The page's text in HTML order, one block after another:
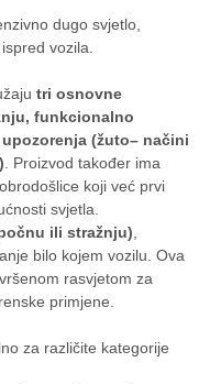
dugo svjetlo,
vozila.
tri osnovne
funkcionalno
(žuto– načini
. Proizvod također ima
koji već prvi
svjetla.
ili stražnju),
bilo kojem vozilu. Ova
rasvjetom za
primjene.
za različite kategorije